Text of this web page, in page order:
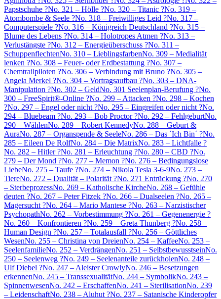
Papstschuhe ?No. 321 – Hölle ?No. 320 – Titanic ?No. 319 –
Atombombe & Seele ?No. 318 – Freiwilliges Leid ?No. 317 –
Computerspiele ?No. 316 – Königreich Deutschland ?No. 315 –
Blume des Lebens ?No. 314 – Holotropes Atmen ?No. 313 –
Verlustängste ?No. 312 – Energieüberschuss ?No. 311 –
SchuppenflechtenNo. 310 – LieblingsfarbenNo. 309 – Medialität
lenken ?No. 308 – Feuer- oder Erdbestattung ?No. 307 –
Chemtrailpiloten ?No. 306 – Verbindung mit Bruno ?No. 305 –
Angela Merkel ?No. 304 – Vortragsaufbau ?No. 303 – DNA-
Manipulation ?No. 302 – GeldNo. 301 Seelenplan-Berufung ?No.
300 – FreeSpirit®-Online ?No. 299 – Attacken ?No. 298 – Kochen
?No. 297 – Engel oder nicht ?No. 295 – Eingreifen oder nicht ?No.
294 – Bluebeam ?No. 293 – Bob Proctor ?No. 292 – FehlgeburtNo.
290 – WählenNo. 289 – Robert KennedyNo. 288 – Geburt &
AuraNo. 287 – Organspende & SeeleNo. 286 – Das ´Ich Bin´ ?No.
285 – Eileen De RolfNo. 284 – Die MatrixNo. 283 – Lichtfalle ?
No. 282 – Hitler ?No. 281 – Erleuchtung ?No. 280 – CBD ?No.
279 – Der Mond ?No. 277 – Memon ?No. 276 – Bedingungslose
LiebeNo. 275 – Taufe ?No. 274 – Nikola Tesla 3-6-9No. 273 –
TiereNo. 272 – Dualität – Polarität ?No. 271 Entrückung ?No. 270
– SterbeprozessNo. 269 – Katholische KircheNo. 268 – Gefühle
deuten ?No. 267 – Peter Fitzek ?No. 266 – Dualseelen ?No. 265 –
Magersucht ?No. 264 – Mario Mantese ?No. 263 – Narzistischer
PsychopathNo. 262 – Vorbestimmung ?No. 261 – Gegenenergie ?
No. 260 – Konfrontieren ?No. 259 – Greta Thunberg ?No. 258 –
Human Design ?No. 257 – Totalausfall ?No. 256 – Göttliches
WesenNo. 255 – Christina von DreienNo. 254 – KaffeeNo. 253 –
SeelenfamilieNo. 252 – VerdrängenNo. 251 – SelbstbewusstseinNo.
250 – Seelenweg ?No. 249 – Seelenanteile zurückholenNo. 248 –
Ulf Diebel ?No. 247 – Aleister CrowlyNo. 246 – Besetzungen
erkennenNo. 245 – TranssexualitätNo. 244 – SymbolikNo. 243 –
SpinnenwesenNo. 242 – ErschaffenNo. 241 – SterilisationNo. 239
– LeidenschaftNo. 238 – Aluhut ?No. 237 – Satanische Kinderopfer